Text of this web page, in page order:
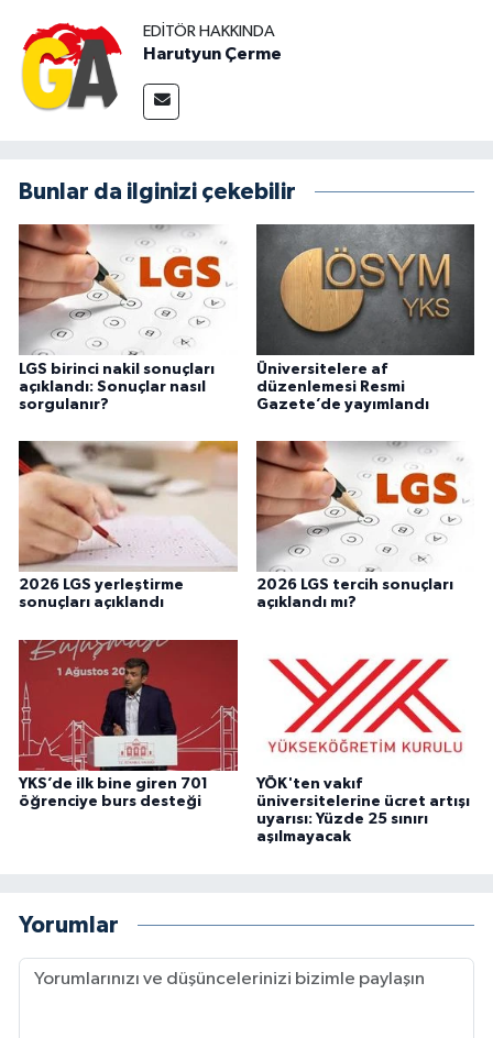
EDITÖR HAKKINDA
Harutyun Çerme
Bunlar da ilginizi çekebilir
LGS birinci nakil sonuçları
açıklandı: Sonuçlar nasıl
sorgulanır?
Üniversitelere af
düzenlemesi Resmi
Gazete’de yayımlandı
2026 LGS yerleştirme
sonuçları açıklandı
2026 LGS tercih sonuçları
açıklandı mı?
YKS’de ilk bine giren 701
öğrenciye burs desteği
YÖK'ten vakıf
üniversitelerine ücret artışı
uyarısı: Yüzde 25 sınırı
aşılmayacak
Yorumlar